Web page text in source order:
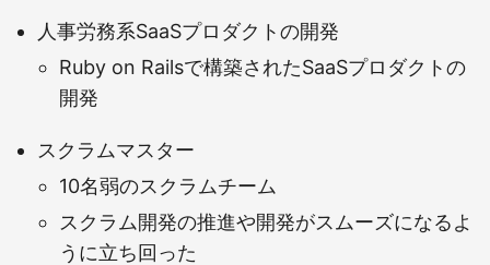
人事労務系SaaSプロダクトの開発
Ruby on Railsで構築されたSaaSプロダクトの
開発
スクラムマスター
10名弱のスクラムチーム
スクラム開発の推進や開発がスムーズになるよ
うに立ち回った